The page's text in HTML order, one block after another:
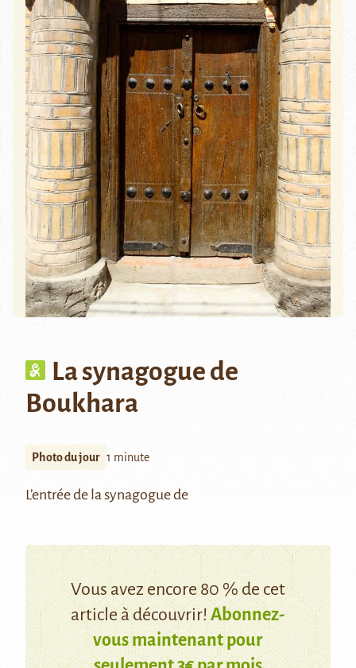
La synagogue de
Boukhara
Photo du jour 1 minute
L’entrée de la synagogue de
Vous avez encore 80 % de cet
article à découvrir!Abonnez-
vous maintenant pour